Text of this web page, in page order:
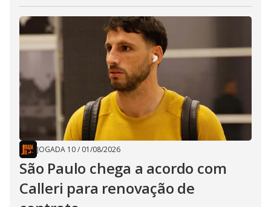
JOGADA 10/ 01/08/2026
São Paulo chega a acordo com
Calleri para renovação de